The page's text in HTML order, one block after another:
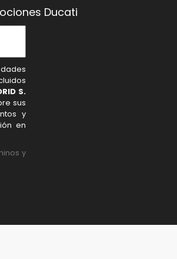
Ducati
S.
sus
y
en
y